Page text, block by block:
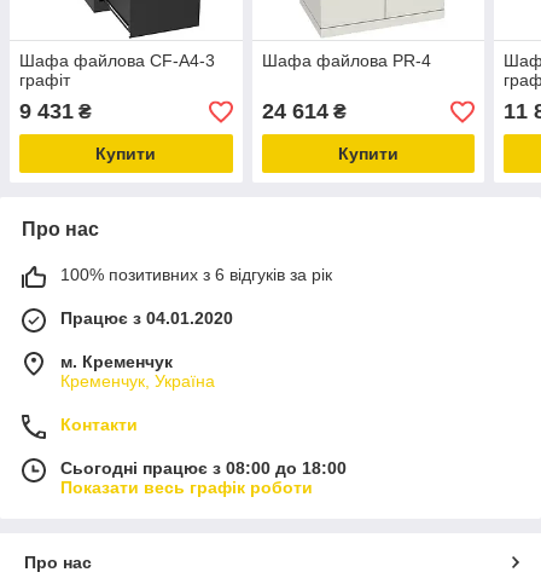
Шaфа файлова CF-А4-3
графіт
9 431 ₴
Купити
Шaфа файлова PR-4
24 614₴
Купити
11
Про нас
100% позитивних з 6 відгуків за рік
Працює з 04.01.2020
м. Кременчук
Кременчук, Україна
Контакти
Сьогодні працює з 08:00 до 18:00
Показати весь графік роботи
Про нас